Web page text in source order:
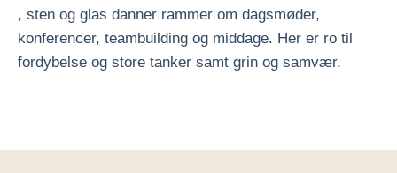
, sten og glas danner rammer om dagsmøder,
konferencer, teambuilding og middage. Her er ro til
fordybelse og store tanker samt grin og samvær.